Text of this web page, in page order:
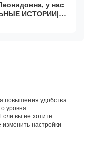
у нас
ИСТОРИИ|
повышения удобства
уровня
вы не хотите
настройки